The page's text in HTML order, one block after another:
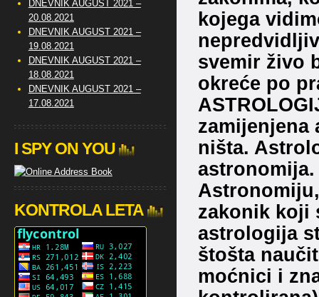
kojega
svemir živo
okreće po
ništa.
zakonik koji
astrologija
štošta
moćnici i
DNEVNIK AUGUST 2021 –
20.08.2021
DNEVNIK AUGUST 2021 –
19.08.2021
DNEVNIK AUGUST 2021 –
18.08.2021
DNEVNIK AUGUST 2021 –
17.08.2021
I SPY ON YOU
KONTROLA LETA